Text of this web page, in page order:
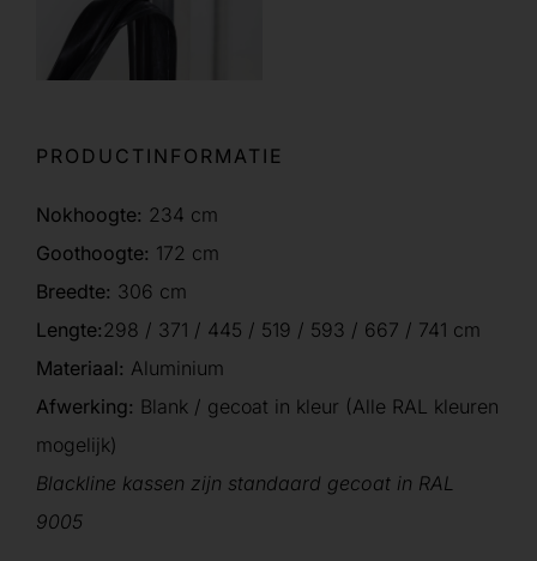
PRODUCTINFORMATIE
Nokhoogte: 234 cm
Goothoogte: 172 cm
Breedte: 306 cm
Lengte:298 / 371 / 445 / 519 / 593 / 667 / 741 cm
Materiaal: Aluminium
Afwerking: Blank / gecoat in kleur (Alle RAL kleuren
mogelijk)
Blackline kassen zijn standaard gecoat in RAL
9005